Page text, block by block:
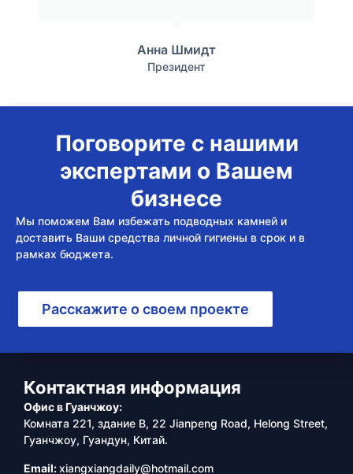
Анна Шмидт
Президент
Поговорите с нашими
экспертами о Вашем
бизнесе
Мы поможем Вам избежать подводных камней и
доставить Ваши средства личной гигиены в срок и в
рамках бюджета.
Расскажите о своем проекте
Контактная информация
Офис в Гуанчжоу:
Комната 221, здание B, 22 Jianpeng Road, Helong Street,
Гуанчжоу, Гуандун, Китай.
Email:xiangxiangdaily@hotmail.com